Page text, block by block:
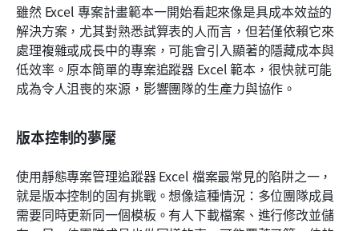
雖然 Excel 專案計畫範本一開始看起來像是具成本效益的
解決方案，尤其對熟悉試算表的人而言，但若僅依賴它來
處理複雜或成長中的專案，可能會引入顯著的隱藏成本與
低效率。原本簡單的專案追蹤器 Excel 範本，很快就可能
成為令人沮喪的來源，影響團隊的生產力與協作。
版本控制的夢魘
使用靜態專案管理追蹤器 Excel 檔案最常見的陷阱之一，
就是版本控制的固有挑戰。想像這種情況：多位團隊成員
需要同時更新同一個模板。有人下載檔案、進行修改並儲